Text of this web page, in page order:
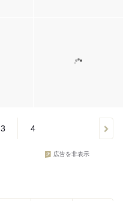
3 4
広告を非表示